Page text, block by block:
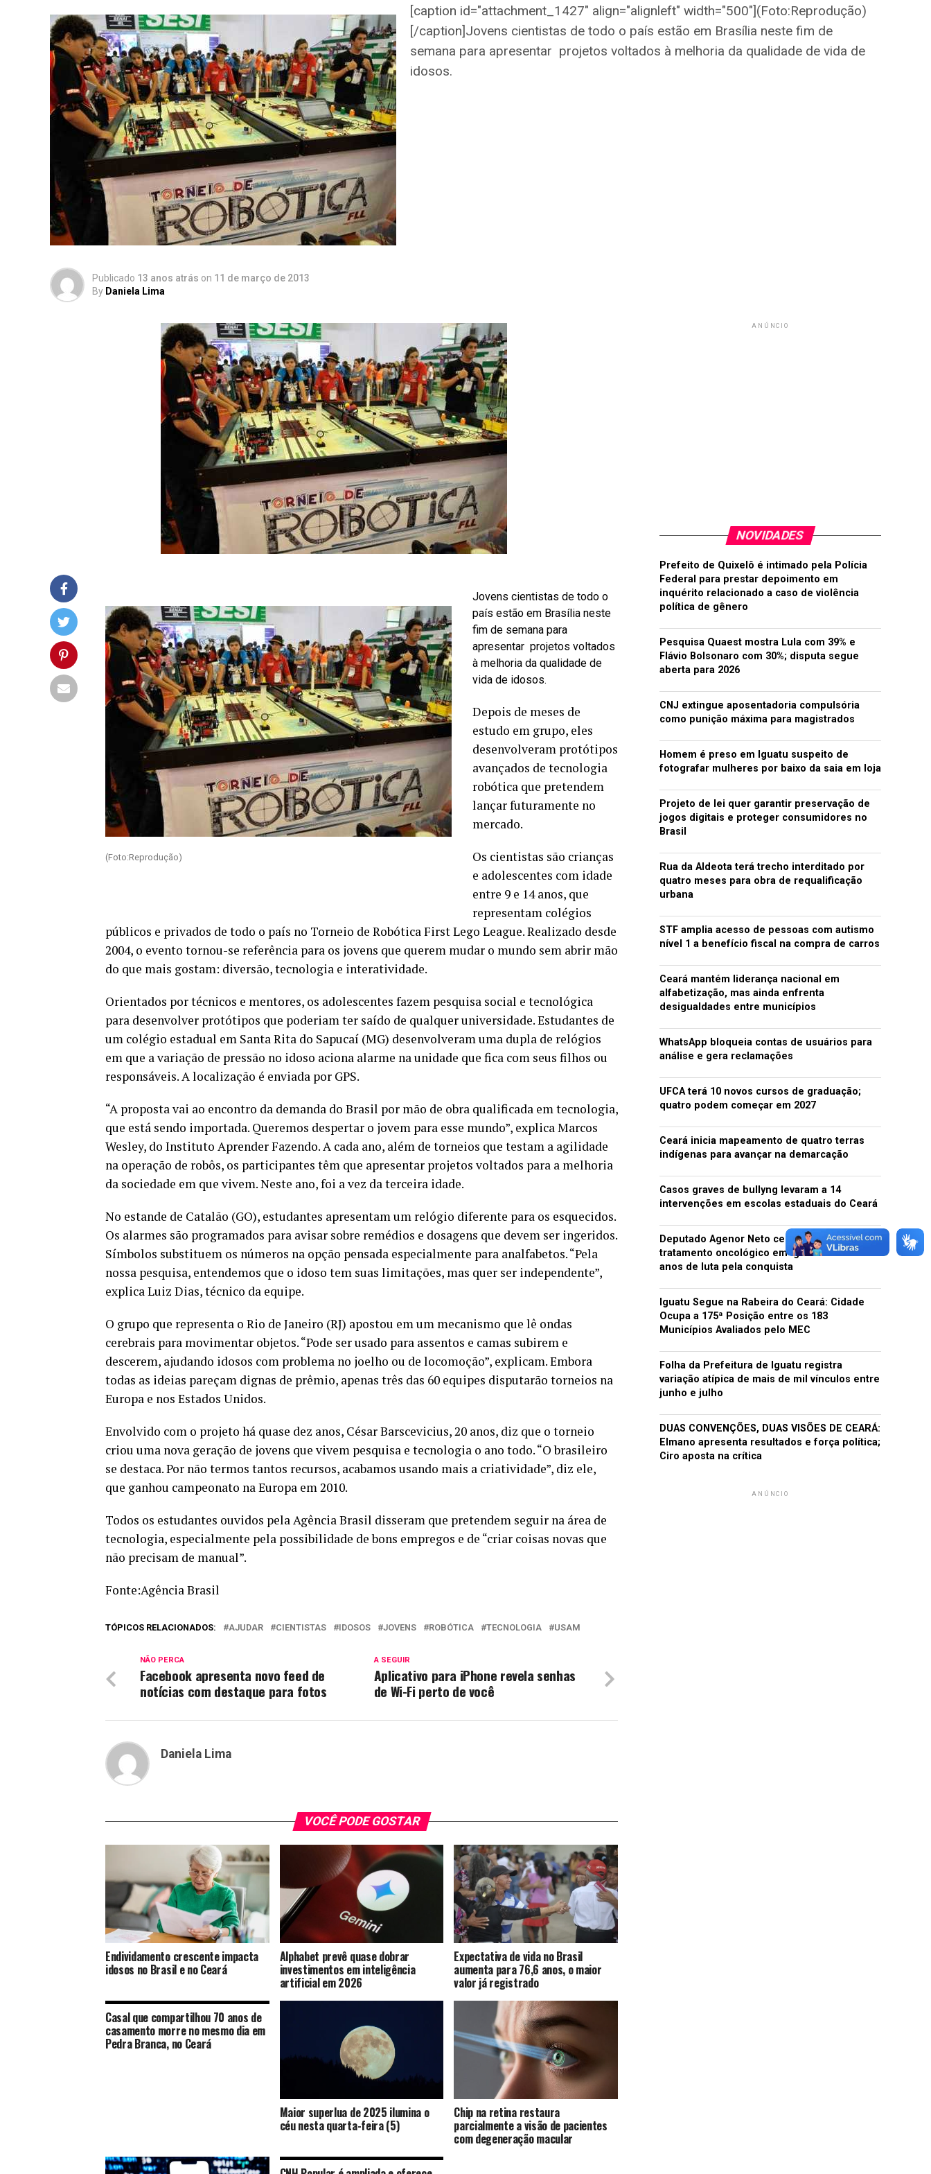
[caption id="attachment_1427" align="alignleft" width="500"](Foto:Reprodução)
[/caption]Jovens cientistas de todo o país estão em Brasília neste fim de
semana para apresentar projetos voltados à melhoria da qualidade de vida de
idosos.
Publicado 13 anos atrás on 11 de março de 2013
By Daniela Lima
(Foto:Reprodução)
Jovens cientistas de todo o
país estão em Brasília neste
fim de semana para
apresentar projetos voltados
à melhoria da qualidade de
vida de idosos.
Depois de meses de
estudo em grupo, eles
desenvolveram protótipos
avançados de tecnologia
robótica que pretendem
lançar futuramente no
mercado.
Os cientistas são crianças
e adolescentes com idade
entre 9 e 14 anos, que
representam colégios
públicos e privados de todo o país no Torneio de Robótica First Lego League. Realizado desde
2004, o evento tornou-se referência para os jovens que querem mudar o mundo sem abrir mão
do que mais gostam: diversão, tecnologia e interatividade.
Orientados por técnicos e mentores, os adolescentes fazem pesquisa social e tecnológica
para desenvolver protótipos que poderiam ter saído de qualquer universidade. Estudantes de
um colégio estadual em Santa Rita do Sapucaí (MG) desenvolveram uma dupla de relógios
em que a variação de pressão no idoso aciona alarme na unidade que fica com seus filhos ou
responsáveis. A localização é enviada por GPS.
“A proposta vai ao encontro da demanda do Brasil por mão de obra qualificada em tecnologia,
que está sendo importada. Queremos despertar o jovem para esse mundo”, explica Marcos
Wesley, do Instituto Aprender Fazendo. A cada ano, além de torneios que testam a agilidade
na operação de robôs, os participantes têm que apresentar projetos voltados para a melhoria
da sociedade em que vivem. Neste ano, foi a vez da terceira idade.
No estande de Catalão (GO), estudantes apresentam um relógio diferente para os esquecidos.
Os alarmes são programados para avisar sobre remédios e dosagens que devem ser ingeridos.
Símbolos substituem os números na opção pensada especialmente para analfabetos. “Pela
nossa pesquisa, entendemos que o idoso tem suas limitações, mas quer ser independente”,
explica Luiz Dias, técnico da equipe.
O grupo que representa o Rio de Janeiro (RJ) apostou em um mecanismo que lê ondas
cerebrais para movimentar objetos. “Pode ser usado para assentos e camas subirem e
descerem, ajudando idosos com problema no joelho ou de locomoção”, explicam. Embora
todas as ideias pareçam dignas de prêmio, apenas três das 60 equipes disputarão torneios na
Europa e nos Estados Unidos.
Envolvido com o projeto há quase dez anos, César Barscevicius, 20 anos, diz que o torneio
criou uma nova geração de jovens que vivem pesquisa e tecnologia o ano todo. “O brasileiro
se destaca. Por não termos tantos recursos, acabamos usando mais a criatividade”, diz ele,
que ganhou campeonato na Europa em 2010.
Todos os estudantes ouvidos pela Agência Brasil disseram que pretendem seguir na área de
tecnologia, especialmente pela possibilidade de bons empregos e de “criar coisas novas que
não precisam de manual”.
Fonte:Agência Brasil
TÓPICOS RELACIONADOS: AJUDAR CIENTISTAS IDOSOS JOVENS ROBÓTICA TECNOLOGIA USAM
A SEGUIR
Aplicativo para iPhone revela senhas
de Wi-Fi perto de você
NÃO PERCA
Facebook apresenta novo feed de
notícias com destaque para fotos
Daniela Lima
VOCÊ PODE GOSTAR
Endividamento crescente impacta
idosos no Brasil e no Ceará
Alphabet prevê quase dobrar
investimentos em inteligência
artificial em 2026
Expectativa de vida no Brasil
aumenta para 76,6 anos, o maior
valor já registrado
Casal que compartilhou 70 anos de
casamento morre no mesmo dia em
Pedra Branca, no Ceará
Maior superlua de 2025 ilumina o
céu nesta quarta-feira (5)
Chip na retina restaura
parcialmente a visão de pacientes
com degeneração macular
ANÚNCIO
NOVIDADES
Prefeito de Quixelô é intimado pela Polícia
Federal para prestar depoimento em
inquérito relacionado a caso de violência
política de gênero
Pesquisa Quaest mostra Lula com 39% e
Flávio Bolsonaro com 30%; disputa segue
aberta para 2026
CNJ extingue aposentadoria compulsória
como punição máxima para magistrados
Homem é preso em Iguatu suspeito de
fotografar mulheres por baixo da saia em loja
Projeto de lei quer garantir preservação de
jogos digitais e proteger consumidores no
Brasil
Rua da Aldeota terá trecho interditado por
quatro meses para obra de requalificação
urbana
STF amplia acesso de pessoas com autismo
nível 1 a benefício fiscal na compra de carros
Ceará mantém liderança nacional em
alfabetização, mas ainda enfrenta
desigualdades entre municípios
WhatsApp bloqueia contas de usuários para
análise e gera reclamações
UFCA terá 10 novos cursos de graduação;
quatro podem começar em 2027
Ceará inicia mapeamento de quatro terras
indígenas para avançar na demarcação
Casos graves de bullyng levaram a 14
intervenções em escolas estaduais do Ceará
Deputado Agenor Neto celebra início do
tratamento oncológico em Iguatu e relembra
anos de luta pela conquista
Iguatu Segue na Rabeira do Ceará: Cidade
Ocupa a 175ª Posição entre os 183
Municípios Avaliados pelo MEC
Folha da Prefeitura de Iguatu registra
variação atípica de mais de mil vínculos entre
junho e julho
DUAS CONVENÇÕES, DUAS VISÕES DE CEARÁ:
Elmano apresenta resultados e força política;
Ciro aposta na crítica
ANÚNCIO